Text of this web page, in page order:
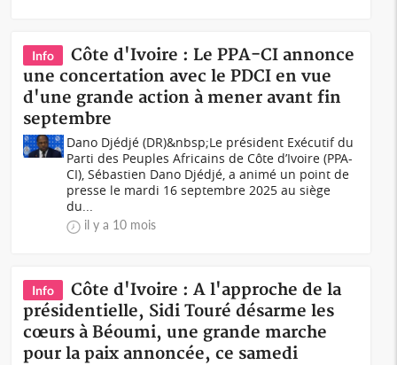
Info
Côte d'Ivoire : Le PPA-CI annonce
une concertation avec le PDCI en vue
d'une grande action à mener avant fin
septembre
Dano Djédjé (DR)&nbsp;Le président Exécutif du
Parti des Peuples Africains de Côte d’Ivoire (PPA-
CI), Sébastien Dano Djédjé, a animé un point de
presse le mardi 16 septembre 2025 au siège
du...
il y a 10 mois
Info
Côte d'Ivoire : A l'approche de la
présidentielle, Sidi Touré désarme les
cœurs à Béoumi, une grande marche
pour la paix annoncée, ce samedi